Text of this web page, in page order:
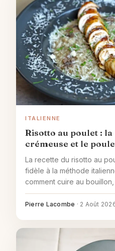
ITALIENNE
Risotto au poulet :
crémeuse et le
La recette du risotto au
fidèle à la méthode
comment cuire au
moelleux et réussir la
Pierre Lacombe · 2 Août